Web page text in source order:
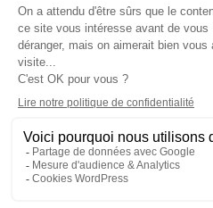
Contactez-nous-Mentions
confidentialité-Gestion des cookies